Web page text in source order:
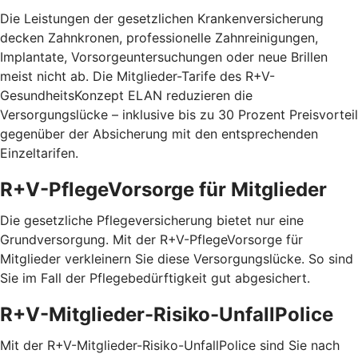
Die Leistungen der gesetzlichen Krankenversicherung
decken Zahnkronen, professionelle Zahnreinigungen,
Implantate, Vorsorgeuntersuchungen oder neue Brillen
meist nicht ab. Die Mitglieder-Tarife des R+V-
GesundheitsKonzept ELAN reduzieren die
Versorgungslücke – inklusive bis zu 30 Prozent Preis­vorteil
gegenüber der Absicherung mit den entspre­chenden
Einzel­tarifen.
R+V-PflegeVorsorge für Mitglieder
Die gesetzliche Pflegeversicherung bietet nur eine
Grundversorgung. Mit der R+V-PflegeVorsorge für
Mitglieder verkleinern Sie diese Versorgungslücke. So sind
Sie im Fall der Pflegebedürftigkeit gut abgesichert.
R+V-Mitglieder-Risiko-UnfallPolice
Mit der R+V-Mitglieder-Risiko-UnfallPolice sind Sie nach